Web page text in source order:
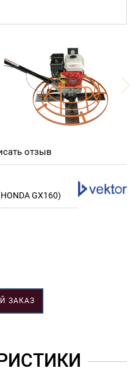
отзыв
GX160)
ЗАКАЗ